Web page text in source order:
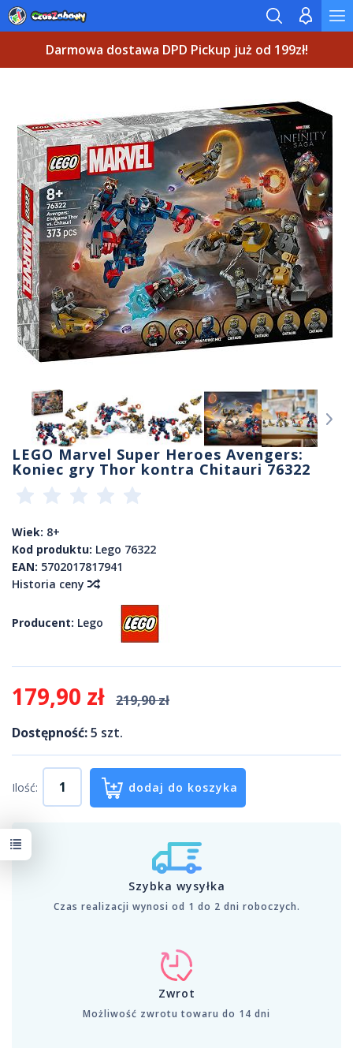
Darmowa dostawa DPD Pickup już od 199zł!
LEGO Marvel Super Heroes Avengers:
Koniec gry Thor kontra Chitauri 76322
Wiek: 8+
Kod produktu: Lego 76322
EAN: 5702017817941
Historia ceny
Producent: Lego
179,90 zł
219,90 zł
Dostępność:5 szt.
Ilość: dodaj do koszyka
Szybka wysyłka
Czas realizacji wynosi od 1 do 2 dni roboczych.
Zwrot
Możliwość zwrotu towaru do 14 dni